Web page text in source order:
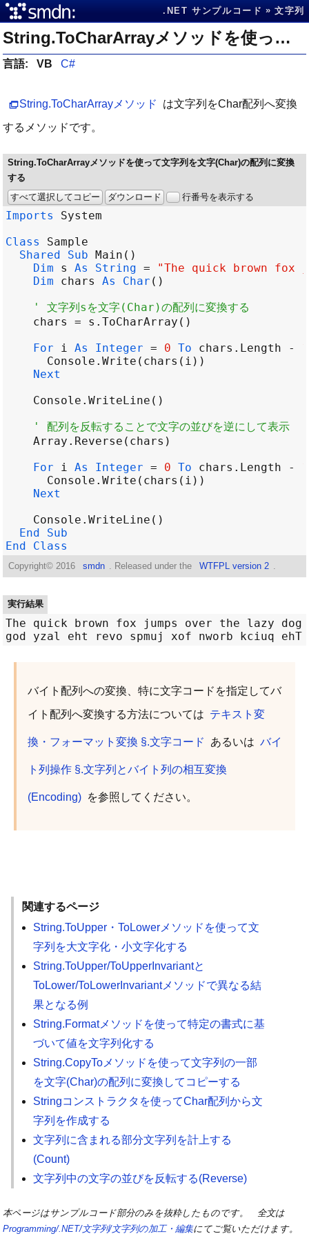
.NET サンプルコード 文字列
String.ToCharArrayメソッドを使って文字列を文字(Char)の配列に変換する
言語: VB C#
String.ToCharArrayメソッド
は文字列をChar配列へ変換
するメソッドです。
String.ToCharArrayメソッドを使って文字列を文字(Char)の配列に変換
する
すべて選択してコピー
ダウンロード 行番号を表示する
Imports
System
Class
Sample
Shared
Sub Main
Dim
s As String =
"The quick brown fox
Dim
chars As Char
' 文字列sを文字(Char)の配列に変換する
chars
= s . ToCharArray
For
i As Integer = 0 To chars . Length -
Console . Write ( chars ( i
Next
Console . WriteLine
' 配列を反転することで文字の並びを逆にして表示
Array . Reverse ( chars
For
i As Integer = 0 To chars . Length -
Console . Write ( chars ( i
Next
Console . WriteLine
End
Sub
End
Class
Copyright© 2016 smdn . Released under the WTFPL version 2 .
実行結果
The quick brown fox jumps over the lazy dog
バイト配列への変換、特に文字コードを指定してバ
イト配列へ変換する方法については テキスト変
換・フォーマット変換 §.文字コード あるいは バイ
ト列操作 §.文字列とバイト列の相互変換
(Encoding) を参照してください。
関連するページ
String.ToUpper・ToLowerメソッドを使って文
字列を大文字化・小文字化する
String.ToUpper/ToUpperInvariantと
ToLower/ToLowerInvariantメソッドで異なる結
果となる例
String.Formatメソッドを使って特定の書式に基
づいて値を文字列化する
String.CopyToメソッドを使って文字列の一部
を文字(Char)の配列に変換してコピーする
Stringコンストラクタを使ってChar配列から文
字列を作成する
文字列に含まれる部分文字列を計上する
(Count)
文字列中の文字の並びを反転する(Reverse)
本ページはサンプルコード部分のみを抜粋したものです。 全文は
Programming/.NET/文字列/文字列の加工・編集にてご覧いただけます。